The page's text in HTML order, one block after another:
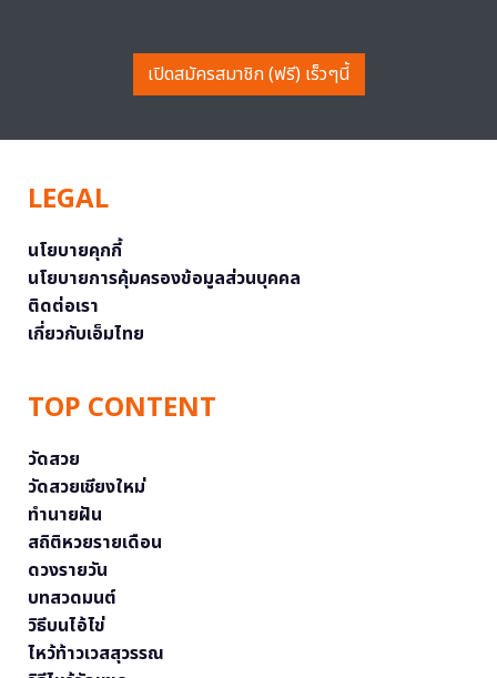
เปิดสมัครสมาชิก (ฟรี) เร็วๆนี้
LEGAL
นโยบายคุกกี้
นโยบายการคุ้มครองข้อมูลส่วนบุคคล
ติดต่อเรา
เกี่ยวกับเอ็มไทย
TOP CONTENT
วัดสวย
วัดสวยเชียงใหม่
ทำนายฝัน
สถิติหวยรายเดือน
ดวงรายวัน
บทสวดมนต์
วิธีบนไอ้ไข่
ไหว้ท้าวเวสสุวรรณ